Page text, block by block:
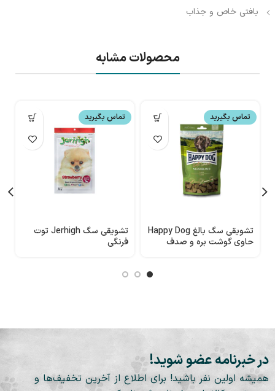
بافتی خاص و جذاب
محصولات مشابه
تماس بگیرید
تشویقی سگ بالغ Happy Dog
حاوی گوشت بره و صدف
تماس بگیرید
تشویقی سگ Jerhigh توت
فرنگی
در خبرنامه عضو شوید!
همیشه اولین نفر باشید! برای اطلاع از آخرین تخفیف‌ها و